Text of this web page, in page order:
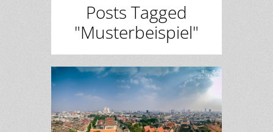
Posts Tagged
"Musterbeispiel"